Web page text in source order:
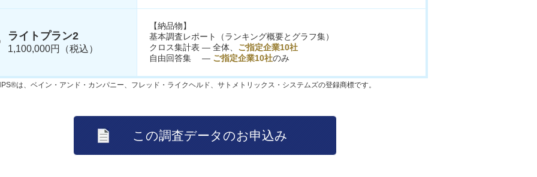
ライトプラン2
1,100,000円（税込）
【納品物】
基本調査レポート（ランキング概要とグラフ集）
クロス集計表 ― 全体、 ご指定企業10社
自由回答集 ― ご指定企業10社のみ
は、ベイン・アンド・カンパニー、フレッド・ライクヘルド、サトメトリックス・システムズの登録商標です。